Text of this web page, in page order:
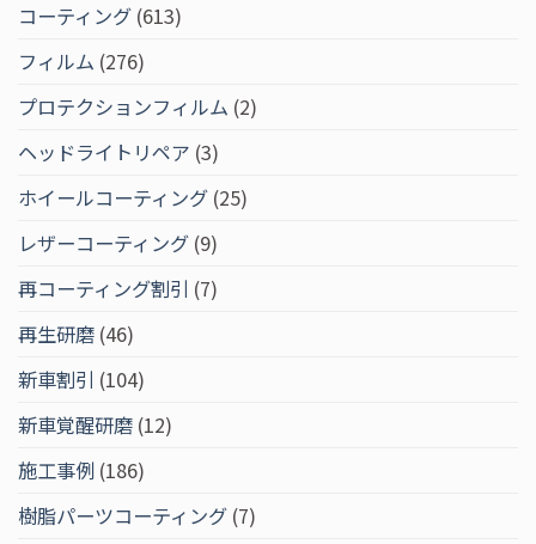
コーティング (613)
フィルム (276)
プロテクションフィルム (2)
ヘッドライトリペア (3)
ホイールコーティング (25)
レザーコーティング (9)
再コーティング割引 (7)
再生研磨 (46)
新車割引 (104)
新車覚醒研磨 (12)
施工事例 (186)
樹脂パーツコーティング (7)